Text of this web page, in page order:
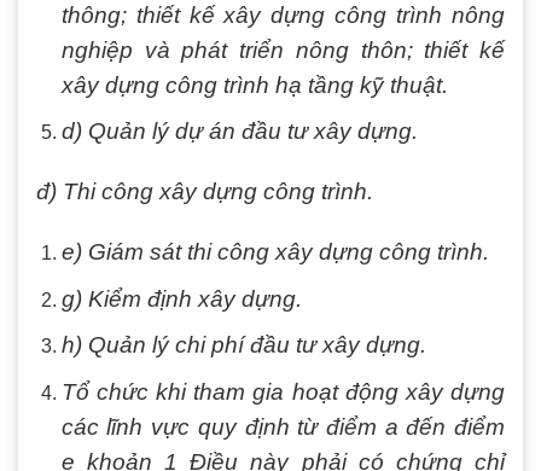
thông; thiết kế xây dựng công trình nông
nghiệp và phát triển nông thôn; thiết kế
xây dựng công trình hạ tầng kỹ thuật.
d) Quản lý dự án đầu tư xây dựng.
đ) Thi công xây dựng công trình.
e) Giám sát thi công xây dựng công trình.
g) Kiểm định xây dựng.
h) Quản lý chi phí đầu tư xây dựng.
Tổ chức khi tham gia hoạt động xây dựng
các lĩnh vực quy định từ điểm a đến điểm
e khoản 1 Điều này phải có chứng chỉ